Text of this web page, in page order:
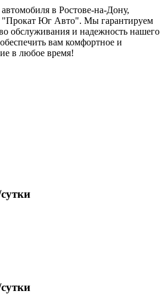
в Ростове-на-Дону,
"Прокат Юг Авто". Мы гарантируем
обслуживания и надежность нашего
вам комфортное и
в любое время!